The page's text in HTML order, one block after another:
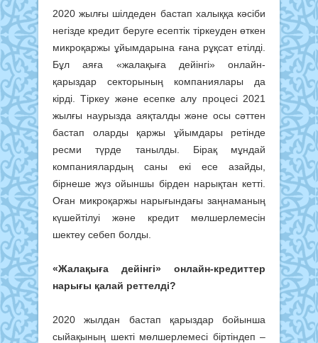
2020 жылғы шілдеден бастап халыққа кәсіби
негізде кредит беруге есептік тіркеуден өткен
микроқаржы ұйымдарына ғана рұқсат етілді.
Бұл аяға «жалақыға дейінгі» онлайн-
қарыздар секторының компаниялары да
кірді. Тіркеу және есепке алу процесі 2021
жылғы наурызда аяқталды және осы сәттен
бастап оларды қаржы ұйымдары ретінде
ресми түрде танылды. Бірақ мұндай
компаниялардың саны екі есе азайды,
бірнеше жүз ойыншы бірден нарықтан кетті.
Оған микроқаржы нарығындағы заңнаманың
күшейтілуі және кредит мөлшерлемесін
шектеу себеп болды.
«Жалақыға дейінгі» онлайн-кредиттер
нарығы қалай реттелді?
2020 жылдан бастап қарыздар бойынша
сыйақының шекті мөлшерлемесі біртіндеп –